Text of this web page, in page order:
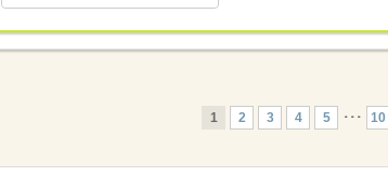
1 2 3 4 5 ･･･ 10